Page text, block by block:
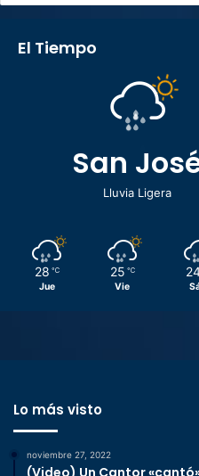
El Tiempo
San
Lluvia Ligera
28 ℃
Jue
25 ℃
Vie
Lo más visto
noviembre 27, 2022